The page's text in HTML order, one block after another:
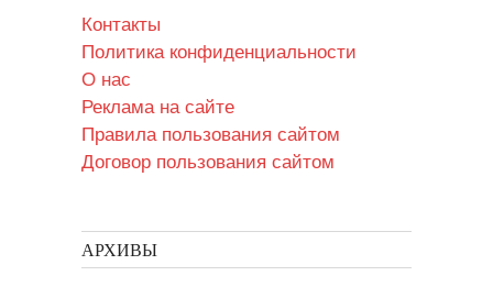
Контакты
Политика конфиденциальности
О нас
Реклама на сайте
Правила пользования сайтом
Договор пользования сайтом
АРХИВЫ